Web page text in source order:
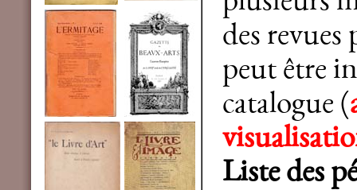
des revues
peut être
catalogue (
Liste des